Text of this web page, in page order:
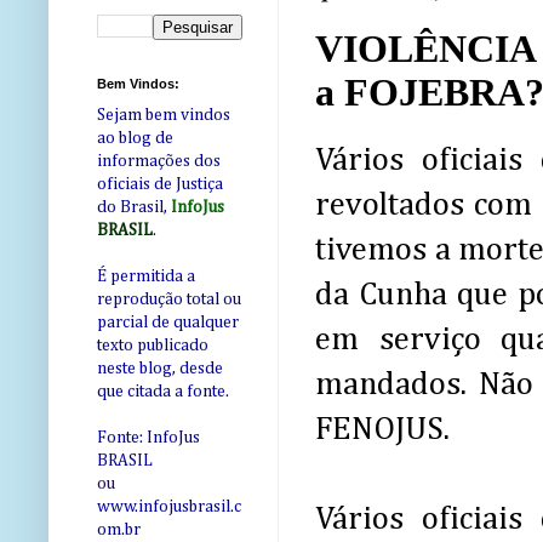
VIOLÊNCIA
a
Vários oficiais
revoltados com
tivemos a
da Cunha que
em serviço
mandados.
FENOJUS.
Vários oficiais
Bem Vindos:
Sejam bem vindos
ao blog de
informações dos
oficiais de Justiça
do Brasil, InfoJus
BRASIL.
É permitida a
reprodução total ou
parcial de qualquer
texto publicado
neste blog, desde
que citada a fonte.
Fonte: InfoJus
BRASIL
ou
www.infojusbrasil.c
om.br